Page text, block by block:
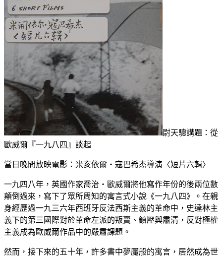
尉天驄講題：從
歐威爾『一九八四』談起
當日晚間放映電影：米亥依爾‧寇巴希杰導演〈短片六輯〉
一九四八年，英國作家喬治‧歐威爾將他寫作年份的後兩位數
顛倒過來，寫下了眾所周知的寓言式小說《一九八四》。在親
身經歷過一九三六年西班牙反法西斯主義的革命中，史達林主
義下的第三國際對於革命左派的叛賣、鎮壓與肅清，反對極權
主義成為歐威爾作品中的嚴肅課題。
然而，接下來的五十年，許多書中夢魘般的寓言，居然成為世